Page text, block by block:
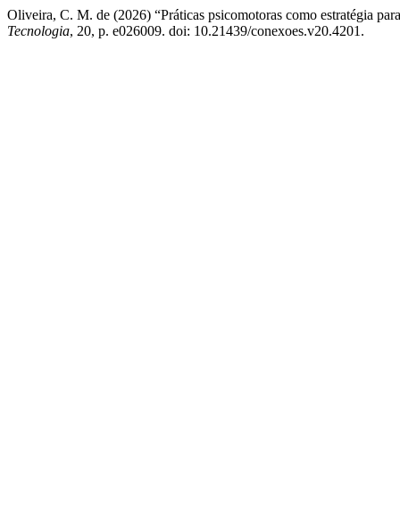
Oliveira, C. M. de (2026) “Práticas psicomotoras como estratégia
Tecnologia, 20, p. e026009. doi: 10.21439/conexoes.v20.4201.